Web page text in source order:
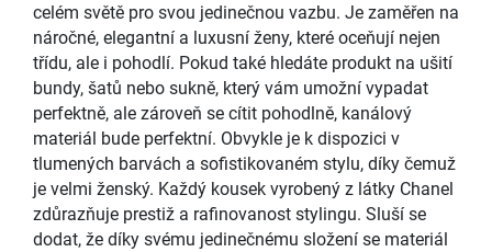
celém světě pro svou jedinečnou vazbu. Je zaměřen na
náročné, elegantní a luxusní ženy, které oceňují nejen
třídu, ale i pohodlí. Pokud také hledáte produkt na ušití
bundy, šatů nebo sukně, který vám umožní vypadat
perfektně, ale zároveň se cítit pohodlně, kanálový
materiál bude perfektní. Obvykle je k dispozici v
tlumených barvách a sofistikovaném stylu, díky čemuž
je velmi ženský. Každý kousek vyrobený z látky Chanel
zdůrazňuje prestiž a rafinovanost stylingu. Sluší se
dodat, že díky svému jedinečnému složení se materiál